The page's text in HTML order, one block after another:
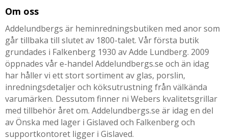
Om oss
Addelundbergs är heminredningsbutiken med anor som
går tillbaka till slutet av 1800-talet. Vår första butik
grundades i Falkenberg 1930 av Adde Lundberg. 2009
öppnades vår e-handel Addelundbergs.se och än idag
har håller vi ett stort sortiment av glas, porslin,
inredningsdetaljer och köksutrustning från välkända
varumärken. Dessutom finner ni Webers kvalitetsgrillar
med tillbehör året om. Addelundbergs.se är idag en del
av Önska med lager i Gislaved och Falkenberg och
supportkontoret ligger i Gislaved.